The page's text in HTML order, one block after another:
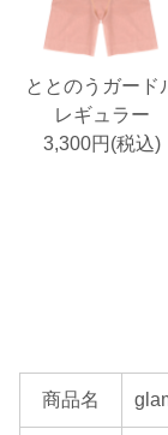
ととのうガード
レギュラー
3,300円(税込)
商品名